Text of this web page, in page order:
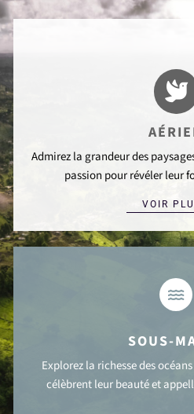

Admirez la grandeur des
passion pour révéler leur
VOIR

SOUS-
Explorez la richesse des
célèbrent leur beauté et